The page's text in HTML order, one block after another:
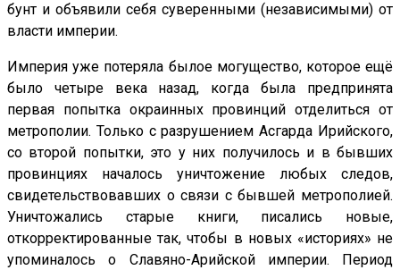
бунт и объявили себя суверенными (независимыми) от
власти империи.
Империя уже потеряла былое могущество, которое ещё
было четыре века назад, когда была предпринята
первая попытка окраинных провинций отделиться от
метрополии. Только с разрушением Асгарда Ирийского,
со второй попытки, это у них получилось и в бывших
провинциях началось уничтожение любых следов,
свидетельствовавших о связи с бывшей метрополией.
Уничтожались старые книги, писались новые,
откорректированные так, чтобы в новых «историях» не
упоминалось о Славяно-Арийской империи. Период